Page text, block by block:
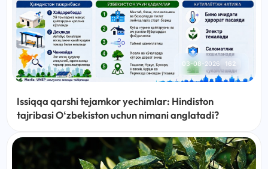
03-08-2026 162
Issiqqa qarshi tejamkor yechimlar: Hindiston
tajribasi Oʻzbekiston uchun nimani anglatadi?